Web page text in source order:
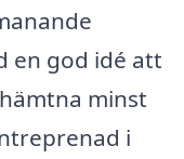
en god idé att
minst
i